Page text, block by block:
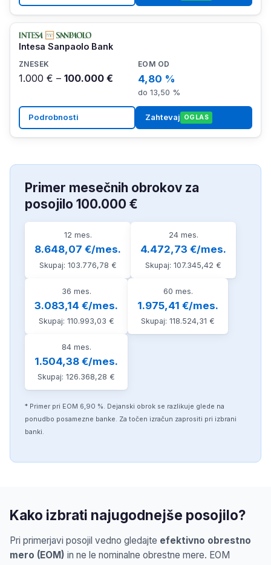
Intesa Sanpaolo Bank
1.000 € – 100.000 € 4,80 %
do 13,50 %
Podrobnosti Zahtevaj OGLAS
Primer mesečnih obrokov za
posojilo 100.000 €
12 mes.
8.648,07 €/mes.
Skupaj: 103.776,78 €
24 mes.
4.472,73 €/mes.
Skupaj: 107.345,42 €
36 mes.
3.083,14 €/mes.
Skupaj: 110.993,03 €
60 mes.
1.975,41 €/mes.
Skupaj: 118.524,31 €
84 mes.
1.504,38 €/mes.
Skupaj: 126.368,28 €
* Primer pri EOM 6,90 %. Dejanski obrok se razlikuje glede na
ponudbo posamezne banke. Za točen izračun zaprositi pri izbrani
banki.
Kako izbrati najugodnejše posojilo?
Pri primerjavi posojil vedno gledajte efektivno obrestno
mero (EOM) in ne le nominalne obrestne mere. EOM